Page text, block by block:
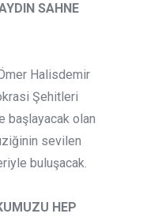
SAHNE
Halisdemir
Şehitleri
başlayacak olan
sevilen
buluşacak.
HEP